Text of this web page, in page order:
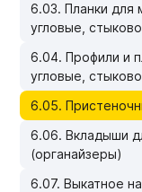
Мой ЭГГЕР
Фасады
Мебельные
6.03. Планки для
угловые,
6.04. Профили и
угловые,
6.05.
6.06. Вкладыши
(органайзеры)
6.07. Выкатное